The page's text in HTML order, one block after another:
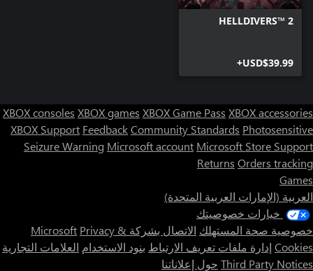
HELLDIVERS™ 2
USD$39.99+
XBOX consoles XBOX games XBOX Game Pass XBOX accessories
XBOX Support FeedbackCommunity Standards Photosensitive
Seizure Warning Microsoft account Microsoft Store Support
Returns Orders tracking
Games
العربية (الإمارات العربية المتحدة)
خيارات خصوصيتك
خصوصية صحة المستهلك الاتصال بشركة Microsoft Privacy &
Cookies إدارة ملفات تعريف الارتباط بنود الاستخدام العلامات التجارية
Third Party Notices حول إعلاناتنا